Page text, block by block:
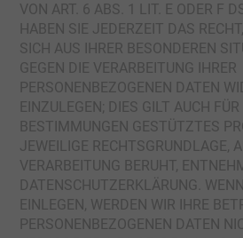
VON ART. 6 ABS. 1 LIT. E ODER F
HABEN SIE JEDERZEIT DAS
SICH AUS IHRER BESONDEREN
GEGEN DIE VERARBEITUNG IHRER
PERSONENBEZOGENEN DATEN
EINZULEGEN; DIES GILT AUCH
BESTIMMUNGEN GESTÜTZTES
JEWEILIGE RECHTSGRUNDLAGE,
VERARBEITUNG BERUHT,
DATENSCHUTZERKLÄRUNG.
EINLEGEN, WERDEN WIR IHRE
PERSONENBEZOGENEN DATEN